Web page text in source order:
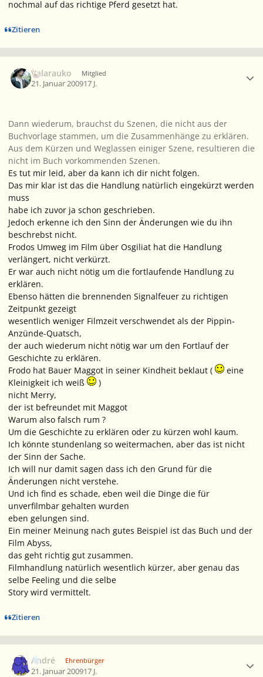
nochmal auf das richtige Pferd gesetzt hat.
Zitieren
Valarauko Mitglied
21. Januar 200917 J.
Dann wiederum, brauchst du Szenen, die nicht aus der
Buchvorlage stammen, um die Zusammenhänge zu erklären.
Aus dem Kürzen und Weglassen einiger Szene, resultieren die
nicht im Buch vorkommenden Szenen.
Es tut mir leid, aber da kann ich dir nicht folgen.
Das mir klar ist das die Handlung natürlich eingekürzt werden
muss
habe ich zuvor ja schon geschrieben.
Jedoch erkenne ich den Sinn der Änderungen wie du ihn
beschrebst nicht.
Frodos Umweg im Film über Osgiliat hat die Handlung
verlängert, nicht verkürzt.
Er war auch nicht nötig um die fortlaufende Handlung zu
erklären.
Ebenso hätten die brennenden Signalfeuer zu richtigen
Zeitpunkt gezeigt
wesentlich weniger Filmzeit verschwendet als der Pippin-
Anzünde-Quatsch,
der auch wiederum nicht nötig war um den Fortlauf der
Geschichte zu erklären.
Frodo hat Bauer Maggot in seiner Kindheit beklaut (
eine
Kleinigkeit ich weiß
)
nicht Merry,
der ist befreundet mit Maggot
Warum also falsch rum ?
Um die Geschichte zu erklären oder zu kürzen wohl kaum.
Ich könnte stundenlang so weitermachen, aber das ist nicht
der Sinn der Sache.
Ich will nur damit sagen dass ich den Grund für die
Änderungen nicht verstehe.
Und ich find es schade, eben weil die Dinge die für
unverfilmbar gehalten wurden
eben gelungen sind.
Ein meiner Meinung nach gutes Beispiel ist das Buch und der
Film Abyss,
das geht richtig gut zusammen.
Filmhandlung natürlich wesentlich kürzer, aber genau das
selbe Feeling und die selbe
Story wird vermittelt.
Zitieren
André Ehrenbürger
21. Januar 200917 J.